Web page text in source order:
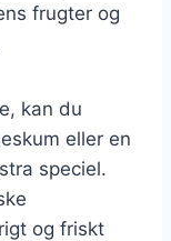
frugter og
kan du
eller en
speciel.
og friskt